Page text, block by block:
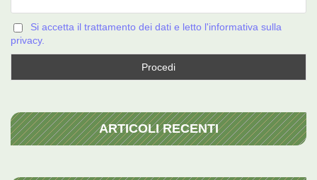
Si accetta il trattamento dei dati e letto l'informativa sulla
privacy.
ARTICOLI RECENTI